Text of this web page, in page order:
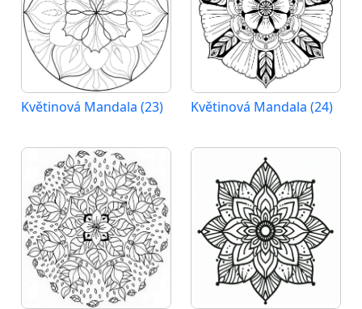
Květinová Mandala (23) Květinová Mandala (24)